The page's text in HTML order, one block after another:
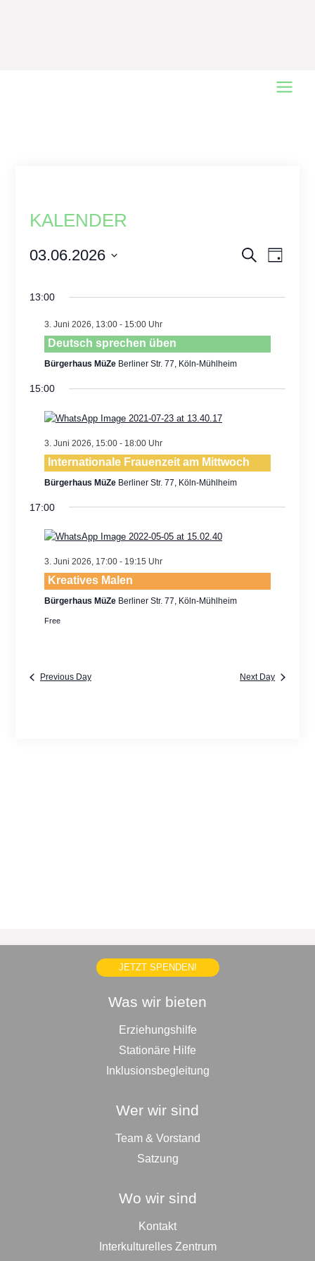
Main
KALENDER
Events
and
Search Event
Day
03.06.2026
13:00
3. Juni 2026, 13:00- 15:00
Deutsch sprechen üben
Bürgerhaus MüZe Berliner Str. 77, Köln-Mühlheim
15:00
3. Juni 2026, 15:00- 18:00
Internationale Frauenzeit am Mittwoch
Bürgerhaus MüZe Berliner Str. 77, Köln-Mühlheim
17:00
3. Juni 2026, 17:00- 19:15
Kreatives Malen
Bürgerhaus MüZe Berliner Str. 77, Köln-Mühlheim
Free
Previous Day Next Day
JETZT SPENDEN!
Was wir bieten
Erziehungshilfe
Stationäre Hilfe
Inklusionsbegleitung
Wer wir sind
Team & Vorstand
Satzung
Wo wir sind
Kontakt
Interkulturelles Zentrum